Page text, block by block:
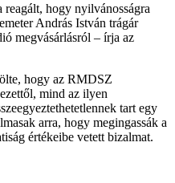
hogy nyilvánosságra
András István trágár
megvásárlásról – írja az
hogy az RMDSZ
mind az ilyen
tart egy
arra, hogy megingassák a
értékeibe vetett bizalmat.